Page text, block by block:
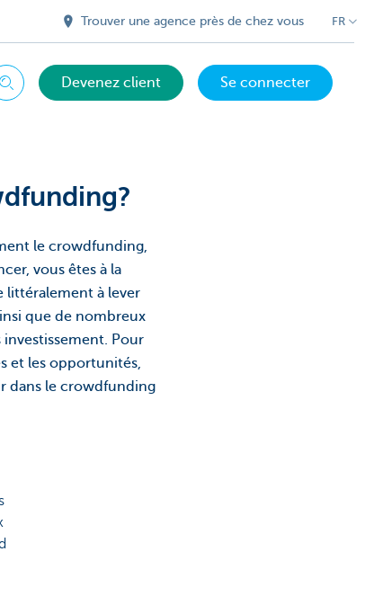
Trouver une agence près de chez vous FR
ChercherDevenez client Se connecter
le crowdfunding,
vous êtes à la
littéralement à lever
que de nombreux
Pour
et les opportunités,
dans le crowdfunding